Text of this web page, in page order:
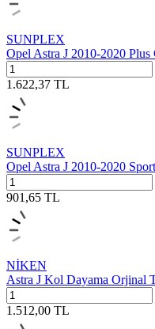
SUNPLEX
Opel Astra J 2010-2020 Plus
1.622,37 TL
SUNPLEX
Opel Astra J 2010-2020
901,65 TL
NİKEN
Astra J Kol Dayama Orjinal
1.512,00 TL